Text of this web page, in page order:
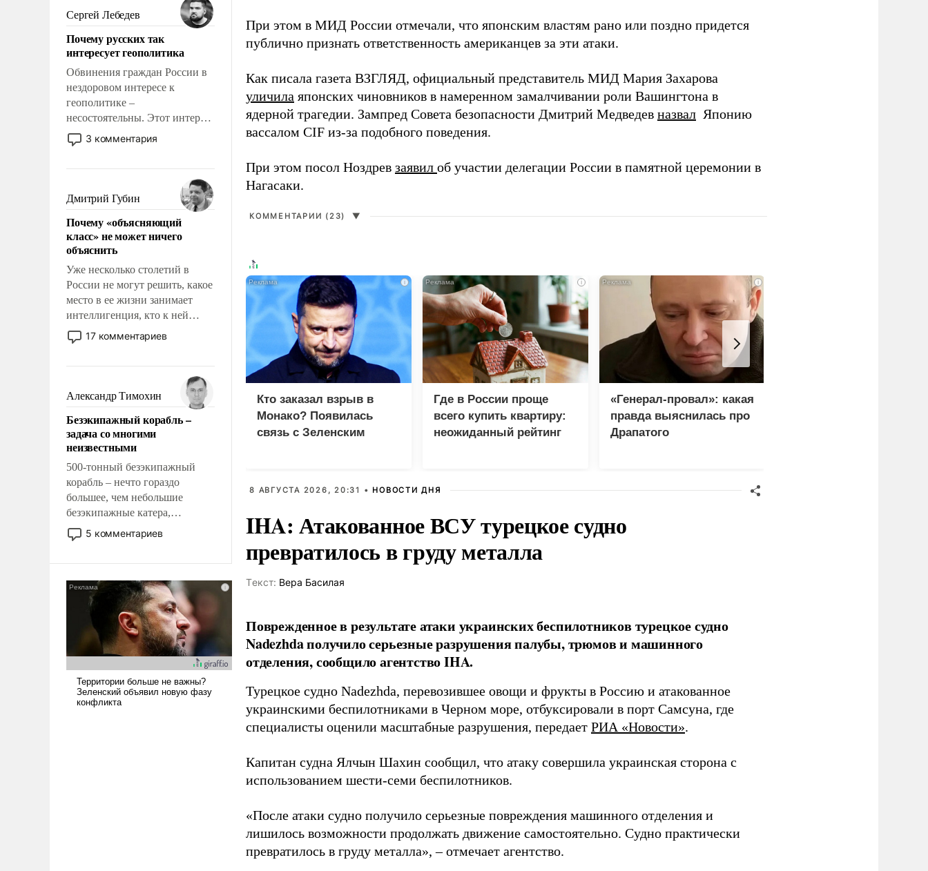
Сергей Лебедев
Почему русских так
интересует геополитика
Обвинения граждан России в
нездоровом интересе к
геополитике –
несостоятельны. Этот интерес
рационален и прагматичен. Он
обусловлен тысячелетним
фундаментальным знанием,
что мировая политика имеет
свойство заявляться на порог
нашего дома.
3 комментария
Дмитрий Губин
Почему «объясняющий
класс» не может ничего
объяснить
Уже несколько столетий в
России не могут решить, какое
место в ее жизни занимает
интеллигенция, кто к ней
принадлежит, а кого из нее
исключили с правом
чем она отличается от просто
образованных людей. Иногда
казалось, что эти вопросы
решены раз и навсегда, но –
нет, не решены.
17 комментариев
Александр Тимохин
Безэкипажный корабль –
задача со многими
неизвестными
500-тонный безэкипажный
корабль – нечто гораздо
большее, чем небольшие
безэкипажные катера,
применение которых уже
стало обыденностью. Задача по
и ее реализация радикально
поднимет наши боевые
возможности.
5 комментариев
При этом в МИД России отмечали, что японским властям рано или поздно придется
публично признать ответственность американцев за эти атаки.
Как писала газета ВЗГЛЯД, официальный представитель МИД Мария Захарова
уличила японских чиновников в намеренном замалчивании роли Вашингтона в
ядерной трагедии. Зампред Совета безопасности Дмитрий Медведев назвал Японию
вассалом CIF из-за подобного поведения.
При этом посол Ноздрев заявил об участии делегации России в памятной церемонии в
Нагасаки.
КОММЕНТАРИИ (23) ▼
i
Кто заказал взрыв в
Монако? Появилась
связь с Зеленским
i
Где в России проще
всего купить квартиру:
неожиданный рейтинг
i
«Генерал-провал»: какая
правда выяснилась про
Драпатого
8 АВГУСТА 2026, 20:31 • НОВОСТИ ДНЯ
IHA: Атакованное ВСУ турецкое судно
превратилось в груду металла
Tекст: Вера Басилая
Поврежденное в результате атаки украинских беспилотников турецкое судно
Nadezhda получило серьезные разрушения палубы, трюмов и машинного
отделения, сообщило агентство IHA.
Турецкое судно Nadezhda, перевозившее овощи и фрукты в Россию и атакованное
украинскими беспилотниками в Черном море, отбуксировали в порт Самсуна, где
специалисты оценили масштабные разрушения, передает РИА «Новости».
Капитан судна Ялчын Шахин сообщил, что атаку совершила украинская сторона с
использованием шести-семи беспилотников.
«После атаки судно получило серьезные повреждения машинного отделения и
лишилось возможности продолжать движение самостоятельно. Судно практически
превратилось в груду металла», – отмечает агентство.